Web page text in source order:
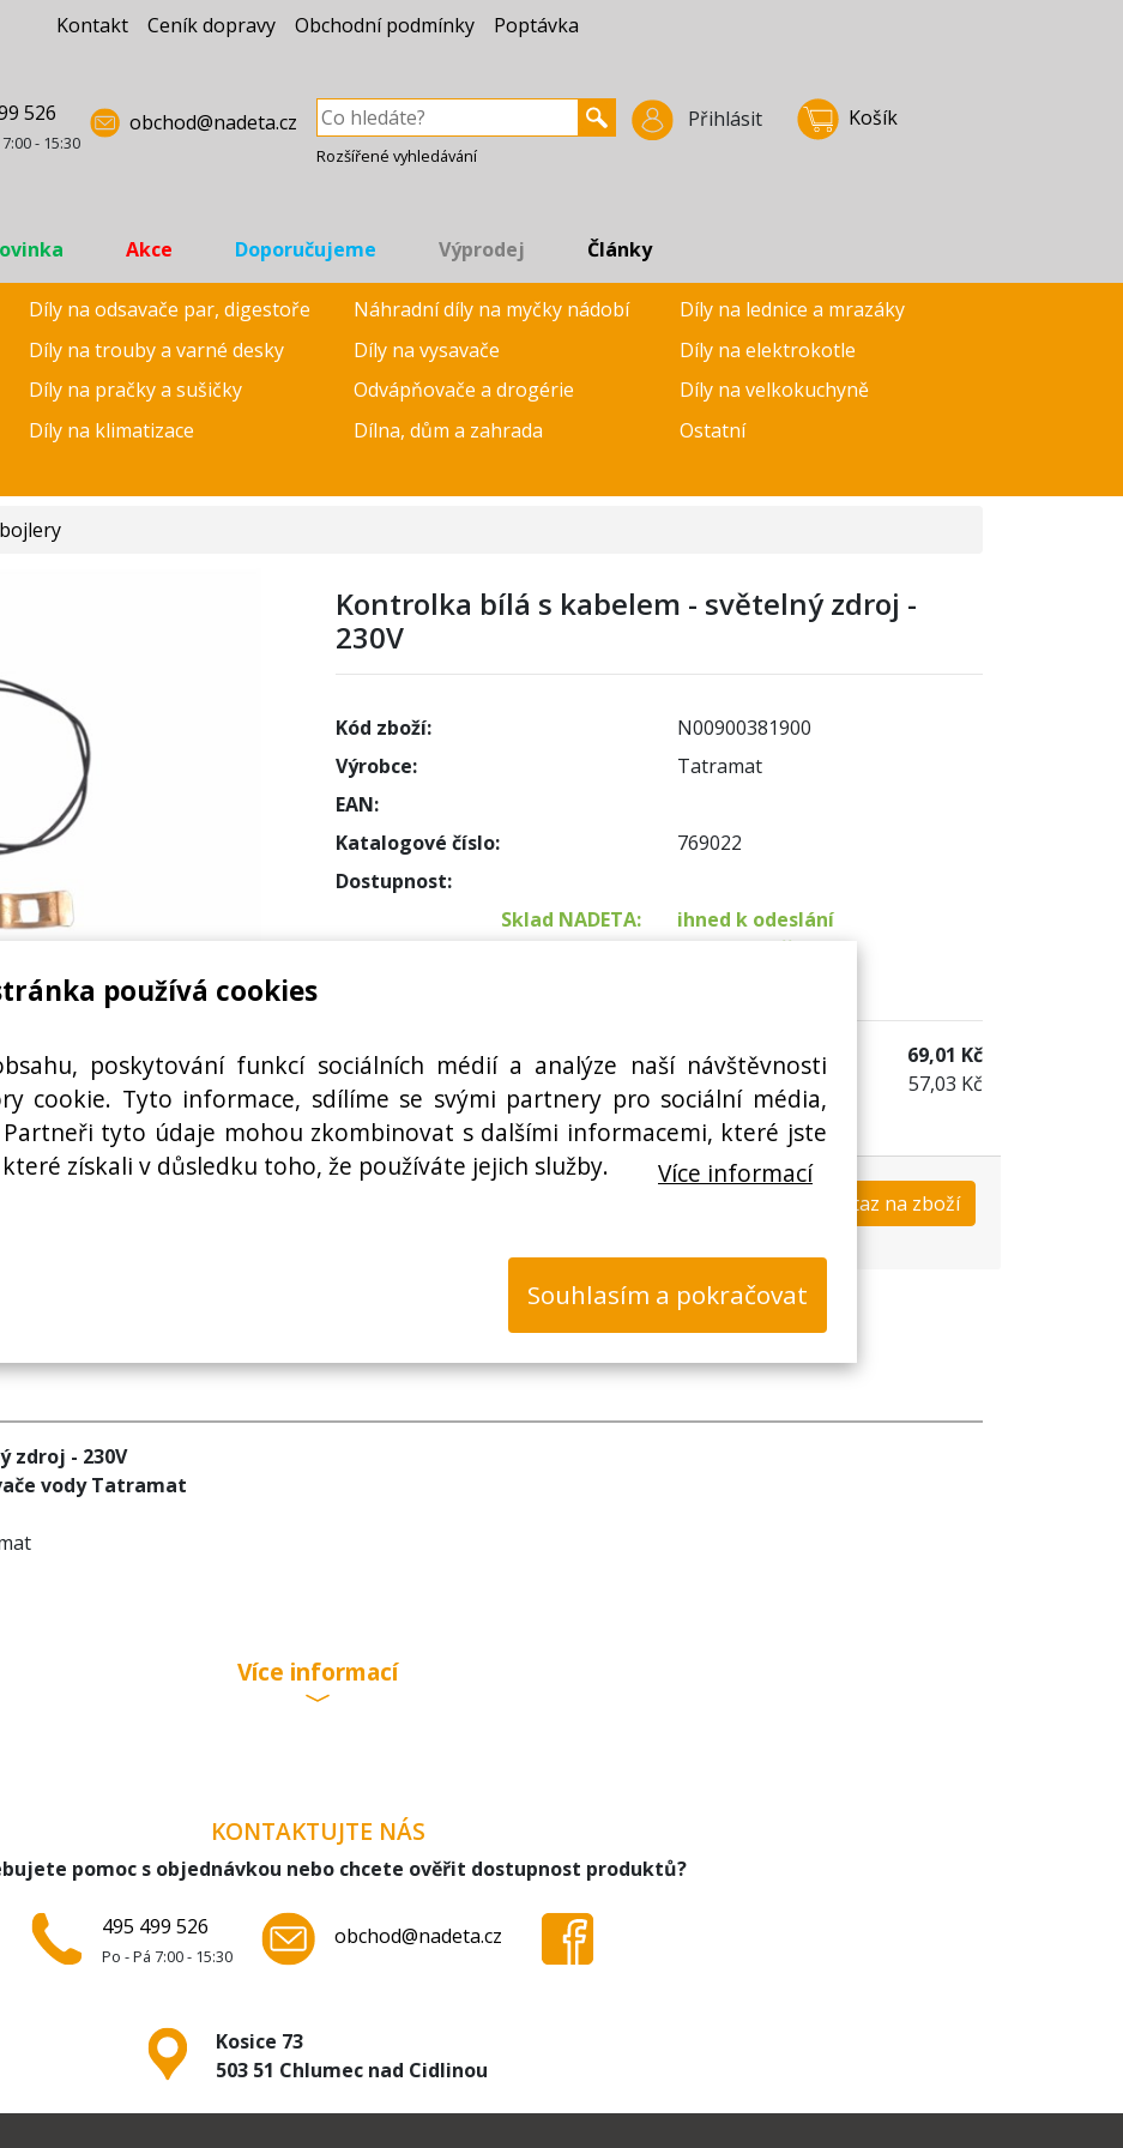
používá cookies
poskytování funkcí sociálních médií a analýze naší návštěvnosti
cookie. Tyto informace, sdílíme se svými partnery pro sociální média,
Partneři tyto údaje mohou zkombinovat s dalšími informacemi, které jste
získali v důsledku toho, že používáte jejich služby.
Více informací
Souhlasím a pokračovat
Kontakt Ceník dopravy Obchodní podmínky Poptávka
526
- 15:30
obchod@nadeta.cz Přihlásit Košík
Rozšířené vyhledávání
Akce Doporučujeme Výprodej Články
Díly na odsavače par, digestoře Náhradní díly na myčky nádobí
Díly na lednice a mrazáky
Díly na trouby a varné desky Díly na vysavače
Díly na elektrokotle
Díly na pračky a sušičky Odvápňovače a drogérie
Díly na velkokuchyně
Díly na klimatizace Dílna, dům a zahrada
Ostatní
VODY TATRAMAT
Kontrolka bílá s kabelem - světelný zdroj -
230V
Kód zboží:
N00900381900
Výrobce:
Tatramat
EAN:
Katalogové číslo:
769022
Dostupnost:
Sklad NADETA:
ihned k odeslání
na prodejně 4 ks
Cena s DPH:
69,01 Kč
Cena bez DPH:
57,03 Kč
Dotaz na zboží
zdroj - 230V
vody Tatramat
Více informací
KONTAKTUJTE NÁS
pomoc s objednávkou nebo chcete ověřit dostupnost produktů?
495 499 526
Po - Pá 7:00 - 15:30
obchod@nadeta.cz
Kosice 73
503 51 Chlumec nad Cidlinou